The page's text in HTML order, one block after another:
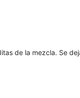
de la mezcla. Se